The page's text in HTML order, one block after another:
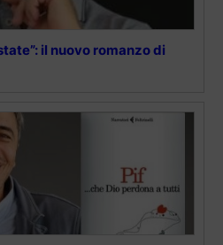
il nuovo romanzo di